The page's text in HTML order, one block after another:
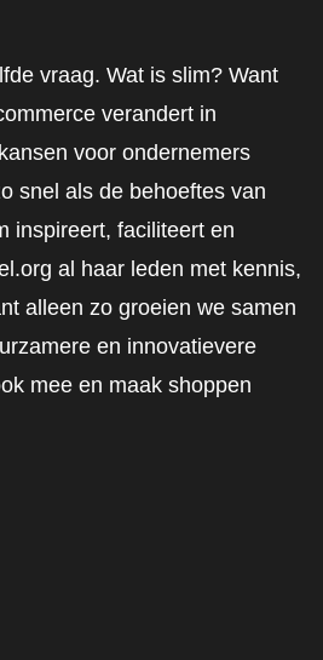
vraag. Wat is slim? Want
verandert in
voor ondernemers
snel als de behoeftes van
inspireert, faciliteert en
al haar leden met kennis,
alleen zo groeien we samen
en innovatievere
mee en maak shoppen